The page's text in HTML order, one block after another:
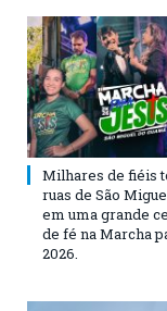
Milhares de fiéis
ruas de São
em uma grande
de fé na Marcha
2026.